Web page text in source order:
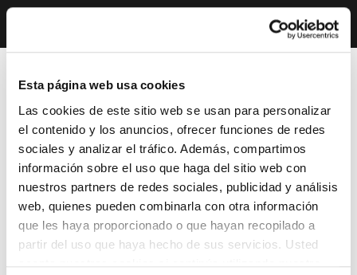
Esta página web usa cookies
Las cookies de este sitio web se usan para personalizar
el contenido y los anuncios, ofrecer funciones de redes
sociales y analizar el tráfico. Además, compartimos
información sobre el uso que haga del sitio web con
nuestros partners de redes sociales, publicidad y análisis
web, quienes pueden combinarla con otra información
que les haya proporcionado o que hayan recopilado a
partir del uso que haya hecho de sus servicios. Usted